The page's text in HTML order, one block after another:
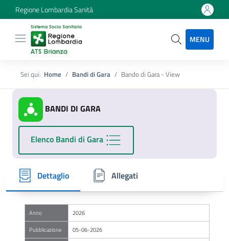
Regione Lombardia Sanità
MENU
Sei qui: Home Bandi di Gara Bando di Gara - View
BANDI DI GARA
Elenco Bandi di Gara
Dettaglio Allegati
Anno
2026
Pubblicazione
05-06-2026